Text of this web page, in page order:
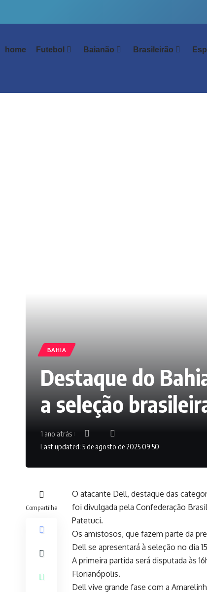
home Futebol Baianão Brasileirão
BAHIA
Destaque do
a seleção
Last updated: 5 de agosto de 2025 09:50
1 ano atrás
Compartilhe
O atacante Dell, destaque das
foi divulgada pela Confederação
Patetuci.
Os amistosos, que fazem parte da
Dell se apresentará à seleção no dia
A primeira partida será disputada às
Florianópolis.
Dell vive grande fase com a